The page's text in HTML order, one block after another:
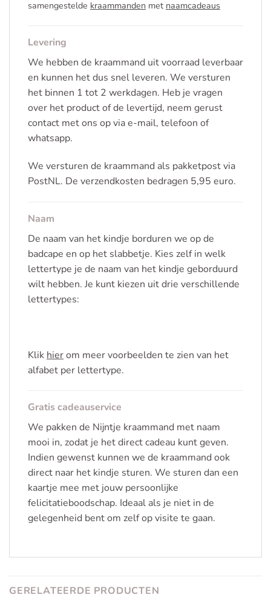
samengestelde kraammanden met naamcadeaus
Levering
We hebben de kraammand uit voorraad leverbaar
en kunnen het dus snel leveren. We versturen
het binnen 1 tot 2 werkdagen. Heb je vragen
over het product of de levertijd, neem gerust
contact met ons op via e-mail, telefoon of
whatsapp.
We versturen de kraammand als pakketpost via
PostNL. De verzendkosten bedragen 5,95 euro.
Naam
De naam van het kindje borduren we op de
badcape en op het slabbetje. Kies zelf in welk
lettertype je de naam van het kindje geborduurd
wilt hebben. Je kunt kiezen uit drie verschillende
lettertypes:
Klik hierom meer voorbeelden te zien van het
alfabet per lettertype.
Gratis cadeauservice
We pakken de Nijntje kraammand met naam
mooi in, zodat je het direct cadeau kunt geven.
Indien gewenst kunnen we de kraammand ook
direct naar het kindje sturen. We sturen dan een
kaartje mee met jouw persoonlijke
felicitatieboodschap. Ideaal als je niet in de
gelegenheid bent om zelf op visite te gaan.
GERELATEERDE PRODUCTEN